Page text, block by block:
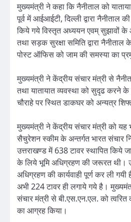
मुख्यमंत्री ने कहा कि नैनीताल को
पूर्व में आईआईटी, दिल्ली द्वारा नैनीताल
किये गये विस्तृत अध्ययन एवम् सुझावों के
तथा सड़क सुरक्षा समिति द्वारा नैनीताल
पोस्ट ऑफिस को जाम की समस्या का
मुख्यमंत्री ने केंद्रीय संचार मंत्री से
तथा यातायात व्यवस्था को सुदृढ करने
चौराहे पर स्थित डाकघर को अन्यत्र
मुख्यमंत्री ने केंद्रीय संचार मंत्री को यह
सैचुरेशन स्कीम के अन्तर्गत भारत संचार
उत्तराखण्ड में 638 टावर स्थापित किये
के लिये भूमि अधिग्रहण की जरूरत थी।
अधिग्रहण की कार्यवाही पूर्ण कर ली गयी
अभी 224 टावर ही लगाये गये है।
संचार मंत्री से बी.एस.एन.एल. को त्वरित
का आग्रह किया।